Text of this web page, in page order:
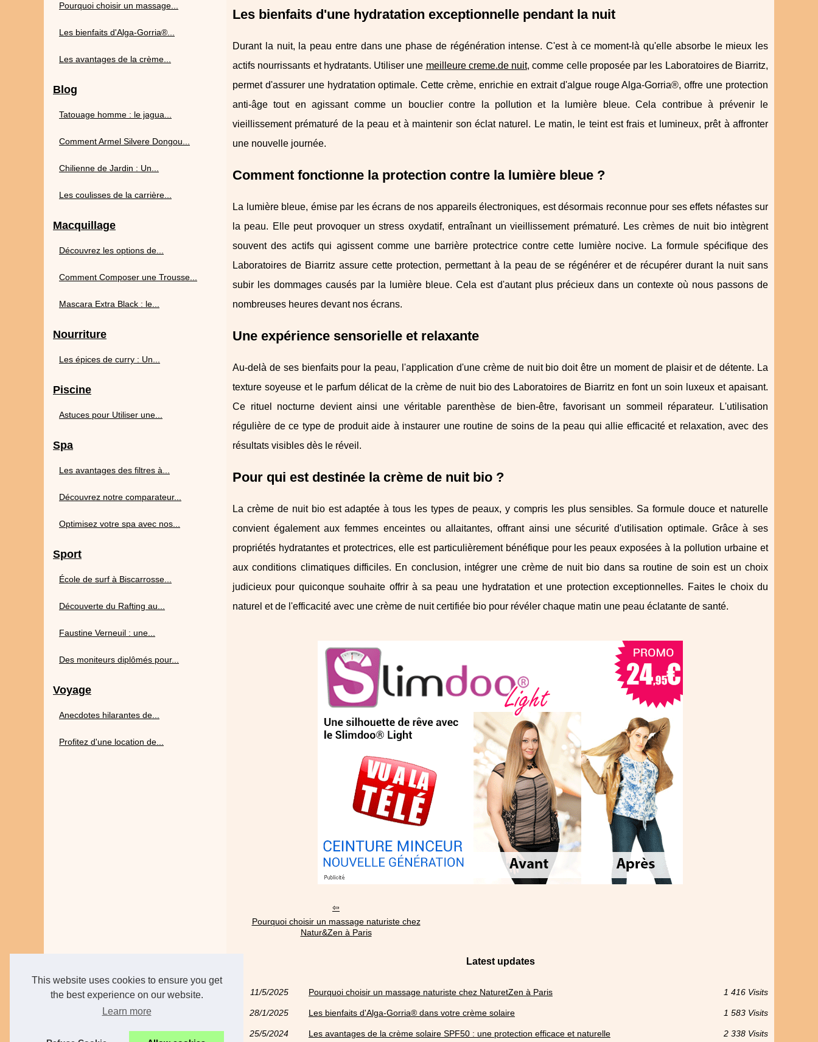
This website uses cookies to ensure you get
the best experience on our website.
Learn more
Les bienfaits d'une hydratation exceptionnelle pendant la nuit
Durant la nuit, la peau entre dans une phase de régénération intense. C'est à ce moment-là qu'elle absorbe le mieux les
actifs nourrissants et hydratants. Utiliser une meilleure creme.de nuit, comme celle proposée par les Laboratoires de Biarritz,
permet d'assurer une hydratation optimale. Cette crème, enrichie en extrait d'algue rouge Alga-Gorria®, offre une protection
anti-âge tout en agissant comme un bouclier contre la pollution et la lumière bleue. Cela contribue à prévenir le
vieillissement prématuré de la peau et à maintenir son éclat naturel. Le matin, le teint est frais et lumineux, prêt à affronter
une nouvelle journée.
Comment fonctionne la protection contre la lumière bleue ?
La lumière bleue, émise par les écrans de nos appareils électroniques, est désormais reconnue pour ses effets néfastes sur
la peau. Elle peut provoquer un stress oxydatif, entraînant un vieillissement prématuré. Les crèmes de nuit bio intègrent
souvent des actifs qui agissent comme une barrière protectrice contre cette lumière nocive. La formule spécifique des
Laboratoires de Biarritz assure cette protection, permettant à la peau de se régénérer et de récupérer durant la nuit sans
subir les dommages causés par la lumière bleue. Cela est d'autant plus précieux dans un contexte où nous passons de
nombreuses heures devant nos écrans.
Une expérience sensorielle et relaxante
Au-delà de ses bienfaits pour la peau, l'application d'une crème de nuit bio doit être un moment de plaisir et de détente. La
texture soyeuse et le parfum délicat de la crème de nuit bio des Laboratoires de Biarritz en font un soin luxeux et apaisant.
Ce rituel nocturne devient ainsi une véritable parenthèse de bien-être, favorisant un sommeil réparateur. L'utilisation
régulière de ce type de produit aide à instaurer une routine de soins de la peau qui allie efficacité et relaxation, avec des
résultats visibles dès le réveil.
Pour qui est destinée la crème de nuit bio ?
La crème de nuit bio est adaptée à tous les types de peaux, y compris les plus sensibles. Sa formule douce et naturelle
convient également aux femmes enceintes ou allaitantes, offrant ainsi une sécurité d'utilisation optimale. Grâce à ses
propriétés hydratantes et protectrices, elle est particulièrement bénéfique pour les peaux exposées à la pollution urbaine et
aux conditions climatiques difficiles. En conclusion, intégrer une crème de nuit bio dans sa routine de soin est un choix
judicieux pour quiconque souhaite offrir à sa peau une hydratation et une protection exceptionnelles. Faites le choix du
naturel et de l'efficacité avec une crème de nuit certifiée bio pour révéler chaque matin une peau éclatante de santé.
Pourquoi choisir un massage naturiste chez
Natur&Zen à Paris
Latest updates
11/5/2025 Pourquoi choisir un massage naturiste chez NaturetZen à Paris 1 416 Visits
28/1/2025 Les bienfaits d'Alga-Gorria® dans votre crème solaire 1 583 Visits
25/5/2024 Les avantages de la crème solaire SPF50 : une protection efficace et naturelle 2 338 Visits
Pourquoi choisir un massage...
Les bienfaits d'Alga-Gorria®...
Les avantages de la crème...
Blog
Tatouage homme : le jagua...
Comment Armel Silvere Dongou...
Chilienne de Jardin : Un...
Les coulisses de la carrière...
Macquillage
Découvrez les options de...
Comment Composer une Trousse...
Mascara Extra Black : le...
Nourriture
Les épices de curry : Un...
Piscine
Astuces pour Utiliser une...
Spa
Les avantages des filtres à...
Découvrez notre comparateur...
Optimisez votre spa avec nos...
Sport
École de surf à Biscarrosse...
Découverte du Rafting au...
Faustine Verneuil : une...
Des moniteurs diplômés pour...
Voyage
Anecdotes hilarantes de...
Profitez d'une location de...